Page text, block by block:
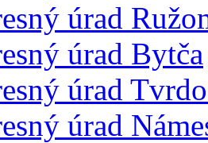
úrad
úrad Bytča
úrad
úrad